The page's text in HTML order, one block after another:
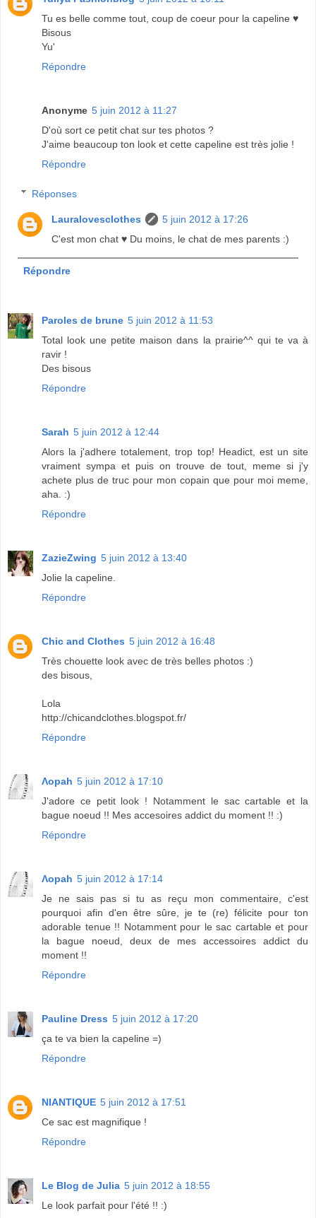
Tu es belle comme tout, coup de coeur pour la capeline ♥
Bisous
Yu'
Répondre
Anonyme 5 juin 2012 à 11:27
D'où sort ce petit chat sur tes photos ?
J'aime beaucoup ton look et cette capeline est très jolie !
Répondre
Réponses
Lauralovesclothes
5 juin 2012 à 17:26
C'est mon chat ♥ Du moins, le chat de mes parents :)
Répondre
Paroles de brune 5 juin 2012 à 11:53
Total look une petite maison dans la prairie^^ qui te va à
ravir !
Des bisous
Répondre
Sarah 5 juin 2012 à 12:44
Alors la j'adhere totalement, trop top! Headict, est un site
vraiment sympa et puis on trouve de tout, meme si j'y
achete plus de truc pour mon copain que pour moi meme,
aha. :)
Répondre
ZazieZwing 5 juin 2012 à 13:40
Jolie la capeline.
Répondre
Chic and Clothes 5 juin 2012 à 16:48
Très chouette look avec de très belles photos :)
des bisous,
Lola
http://chicandclothes.blogspot.fr/
Répondre
Λopah 5 juin 2012 à 17:10
J'adore ce petit look ! Notamment le sac cartable et la
bague noeud !! Mes accesoires addict du moment !! :)
Répondre
Λopah 5 juin 2012 à 17:14
Je ne sais pas si tu as reçu mon commentaire, c'est
pourquoi afin d'en être sûre, je te (re) félicite pour ton
adorable tenue !! Notamment pour le sac cartable et pour
la bague noeud, deux de mes accessoires addict du
moment !!
Répondre
Pauline Dress 5 juin 2012 à 17:20
ça te va bien la capeline =)
Répondre
NIANTIQUE 5 juin 2012 à 17:51
Ce sac est magnifique !
Répondre
Le Blog de Julia 5 juin 2012 à 18:55
Le look parfait pour l'été !! :)